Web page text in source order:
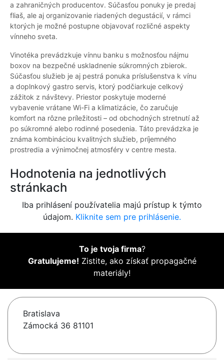
a zahraničných producentov. Súčasťou ponuky je predaj
fliaš, ale aj organizovanie riadených degustácií, v rámci
ktorých je možné postupne objavovať rozličné aspekty
vínneho sveta.
Vinotéka prevádzkuje vínnu banku s možnosťou nájmu
boxov na bezpečné uskladnenie súkromných zbierok.
Súčasťou služieb je aj pestrá ponuka príslušenstva k vínu
a doplnkový gastro servis, ktorý podčiarkuje celkový
zážitok z návštevy. Priestor poskytuje moderné
vybavenie vrátane Wi-Fi a klimatizácie, čo zaručuje
komfort na rôzne príležitosti – od obchodných stretnutí až
po súkromné alebo rodinné posedenia. Táto prevádzka je
známa kombináciou kvalitných služieb, príjemného
prostredia a výnimočnej atmosféry v centre mesta.
Hodnotenia na jednotlivých
stránkach
Iba prihlásení používatelia majú prístup k týmto
údajom. Kliknite sem pre prihlásenie.
To je tvoja firma?
Gratulujeme! Zistite, ako získať propagačné
materiály!
Bratislava
Zámocká 36 81101